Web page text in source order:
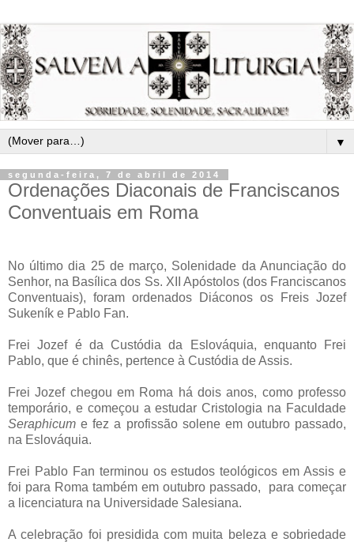
▼
segunda-feira, 7 de abril de 2014
Ordenações Diaconais de Franciscanos
Conventuais em Roma
No último dia 25 de março, Solenidade da Anunciação do
Senhor, na Basílica dos Ss. XII Apóstolos (dos Franciscanos
Conventuais), foram ordenados Diáconos os Freis Jozef
Sukeník e Pablo Fan.
Frei Jozef é da Custódia da Eslováquia, enquanto Frei
Pablo, que é chinês, pertence à Custódia de Assis.
Frei Jozef chegou em Roma há dois anos, como professo
temporário, e começou a estudar Cristologia na Faculdade
Seraphicum e fez a profissão solene em outubro passado,
na Eslováquia.
Frei Pablo Fan terminou os estudos teológicos em Assis e
foi para Roma também em outubro passado, para começar
a licenciatura na Universidade Salesiana.
A celebração foi presidida com muita beleza e sobriedade